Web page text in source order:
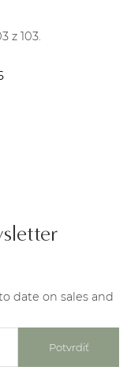
z 103.
date on sales and
Potvrdiť